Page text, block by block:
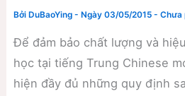
Bởi DuBaoYing - Ngày 03/05/2015 - Chưa
Để đảm bảo chất lượng và
học tại tiếng Trung Chinese
hiện đầy đủ những quy định